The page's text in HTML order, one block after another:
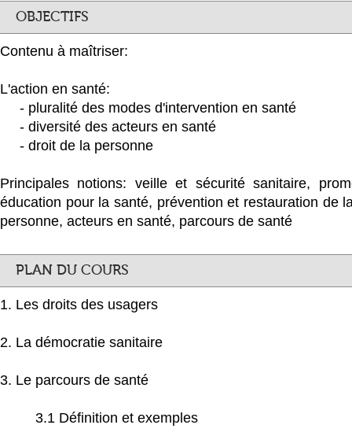
OBJECTIFS
Contenu à maîtriser:
L'action en santé:
- pluralité des modes d'intervention en santé
- diversité des acteurs en santé
- droit de la personne
Principales notions: veille et sécurité sanitaire,
éducation pour la santé, prévention et restauration de
personne, acteurs en santé, parcours de santé
PLAN DU COURS
1. Les droits des usagers
2. La démocratie sanitaire
3. Le parcours de santé
3.1 Définition et exemples